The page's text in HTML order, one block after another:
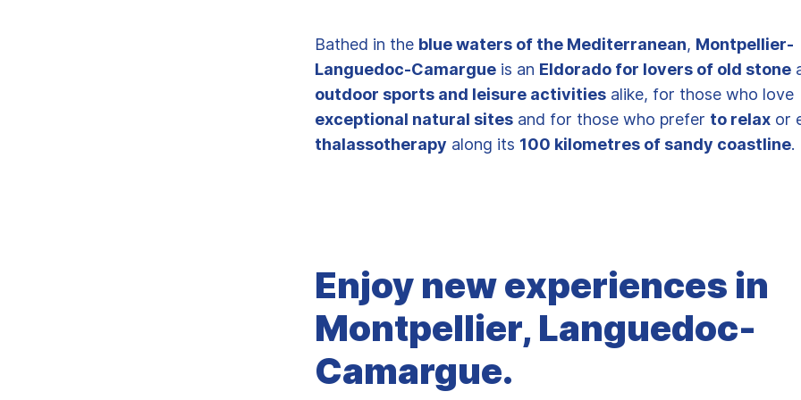
Bathed in the blue waters of the Mediterranean, Montpellier-
Languedoc-Camargue is an Eldorado for lovers of old stone
outdoor sports and leisure activities alike, for those who love
exceptional natural sites and for those who prefer to relax or
thalassotherapy along its 100 kilometres of sandy coastline.
Enjoy new experiences in
Montpellier, Languedoc-
Camargue.